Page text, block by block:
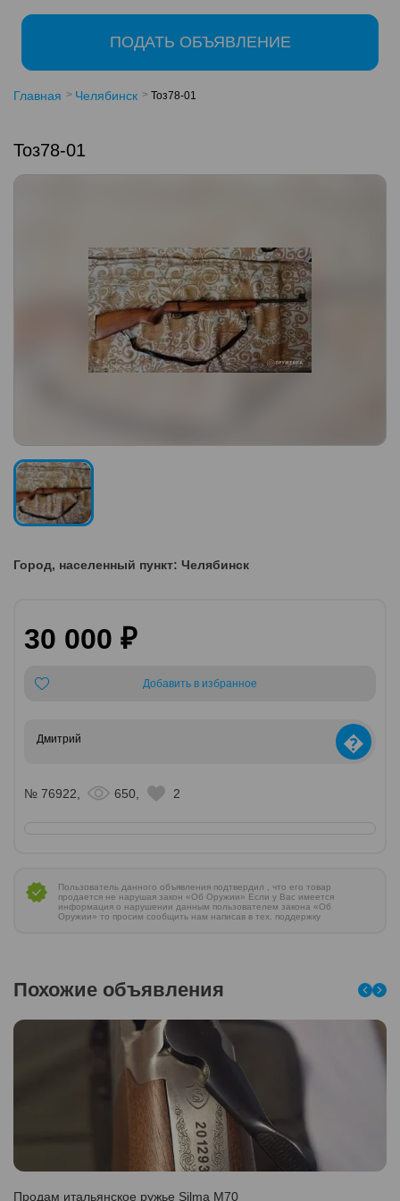
ПОДАТЬ ОБЪЯВЛЕНИЕ
Главная Челябинск Тоз78-01
Тоз78-01
Город, населенный пункт: Челябинск
30 000 ₽
Добавить в избранное
Дмитрий �
№ 76922, 650, 2
Пользователь данного объявления подтвердил , что его товар
продается не нарушая закон «Об Оружии» Если у Вас имеется
информация о нарушении данным пользователем закона «Об
Оружии» то просим сообщить нам написав в тех. поддержку
Похожие объявления
Продам итальянское ружье Silma M70